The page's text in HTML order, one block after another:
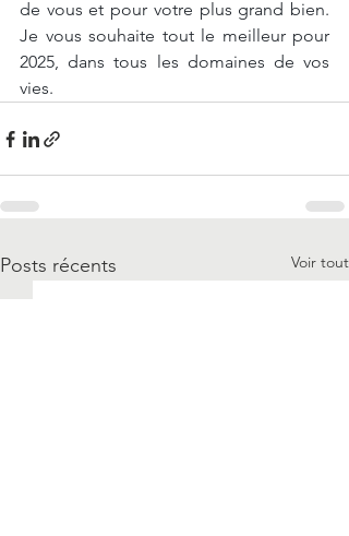
de vous et pour votre plus grand bien.
Je vous souhaite tout le meilleur pour
2025, dans tous les domaines de vos
vies.
Posts récents Voir tout